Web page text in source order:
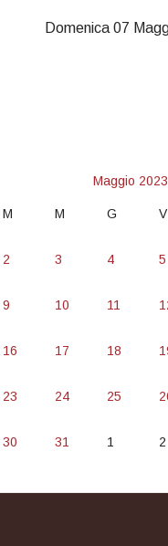
Domenica 07
Maggio 2023
M M G V
2 3 4 5
9 10 11
16 17 18
23 24 25
30 31 1 2